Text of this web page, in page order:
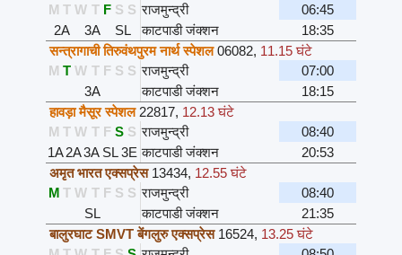
M T W T F S S राजमुन्द्री
06:45
2A
3A SL काटपाडी जंक्शन
18:35
सन्त्रागाची तिरुवंथपुरम नार्थ स्पेशल 06082, 11.15 घंटे
M T W T F S S राजमुन्द्री
07:00
3A
काटपाडी जंक्शन
18:15
हावड़ा मैसूर स्पेशल 22817, 12.13 घंटे
M T W T F S S राजमुन्द्री
08:40
1A2A3A SL3E काटपाडी जंक्शन
20:53
अमृत भारत एक्सप्रेस 13434, 12.55 घंटे
M T W T F S S राजमुन्द्री
08:40
SL
काटपाडी जंक्शन
21:35
बालुरघाट SMVT बेंगलुरु एक्सप्रेस 16524, 13.25 घंटे